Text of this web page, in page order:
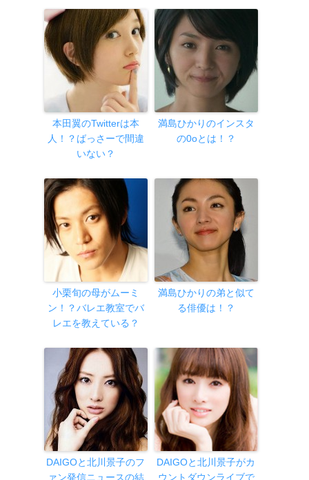
本田翼のTwitterは本
人！？ばっさーで間違
いない？
満島ひかりのインスタ
の0oとは！？
小栗旬の母がムーミ
ン！？バレエ教室でバ
レエを教えている？
満島ひかりの弟と似て
る俳優は！？
DAIGOと北川景子のフ
ァン発信ニュースの結
DAIGOと北川景子がカ
ウントダウンライブで